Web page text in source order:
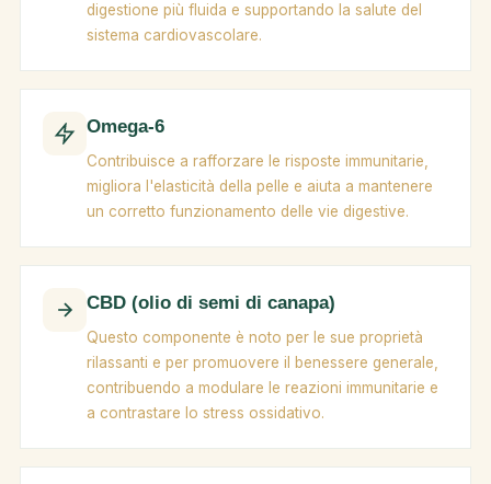
digestione più fluida e supportando la salute del
sistema cardiovascolare.
Omega-6
Contribuisce a rafforzare le risposte immunitarie,
migliora l'elasticità della pelle e aiuta a mantenere
un corretto funzionamento delle vie digestive.
CBD (olio di semi di canapa)
Questo componente è noto per le sue proprietà
rilassanti e per promuovere il benessere generale,
contribuendo a modulare le reazioni immunitarie e
a contrastare lo stress ossidativo.